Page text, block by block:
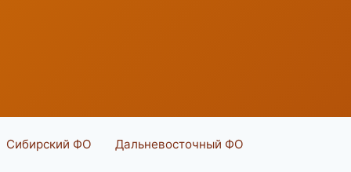
Сибирский ФО Дальневосточный ФО